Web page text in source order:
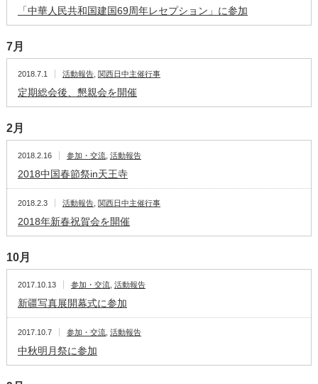
「中華人民共和国建国69周年レセプション」に参加
7月
2018.7.1 活動報告, 関西日中主催行事
定期総会後、懇親会を開催
2月
2018.2.16 参加・交流 活動報告
2018中国春節祭in天王寺
2018.2.3 活動報告, 関西日中主催行事
2018年新春祝賀会を開催
10月
2017.10.13 参加・交流 活動報告
新疆写真展開幕式に参加
2017.10.7 参加・交流 活動報告
中秋明月祭に参加